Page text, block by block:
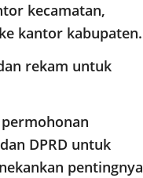
kecamatan,
kantor kabupaten.
rekam untuk
DPRD untuk
pentingnya